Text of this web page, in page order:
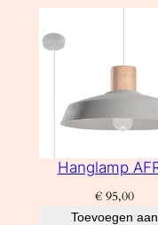
Hanglamp
€95,00
Toevoegen aan